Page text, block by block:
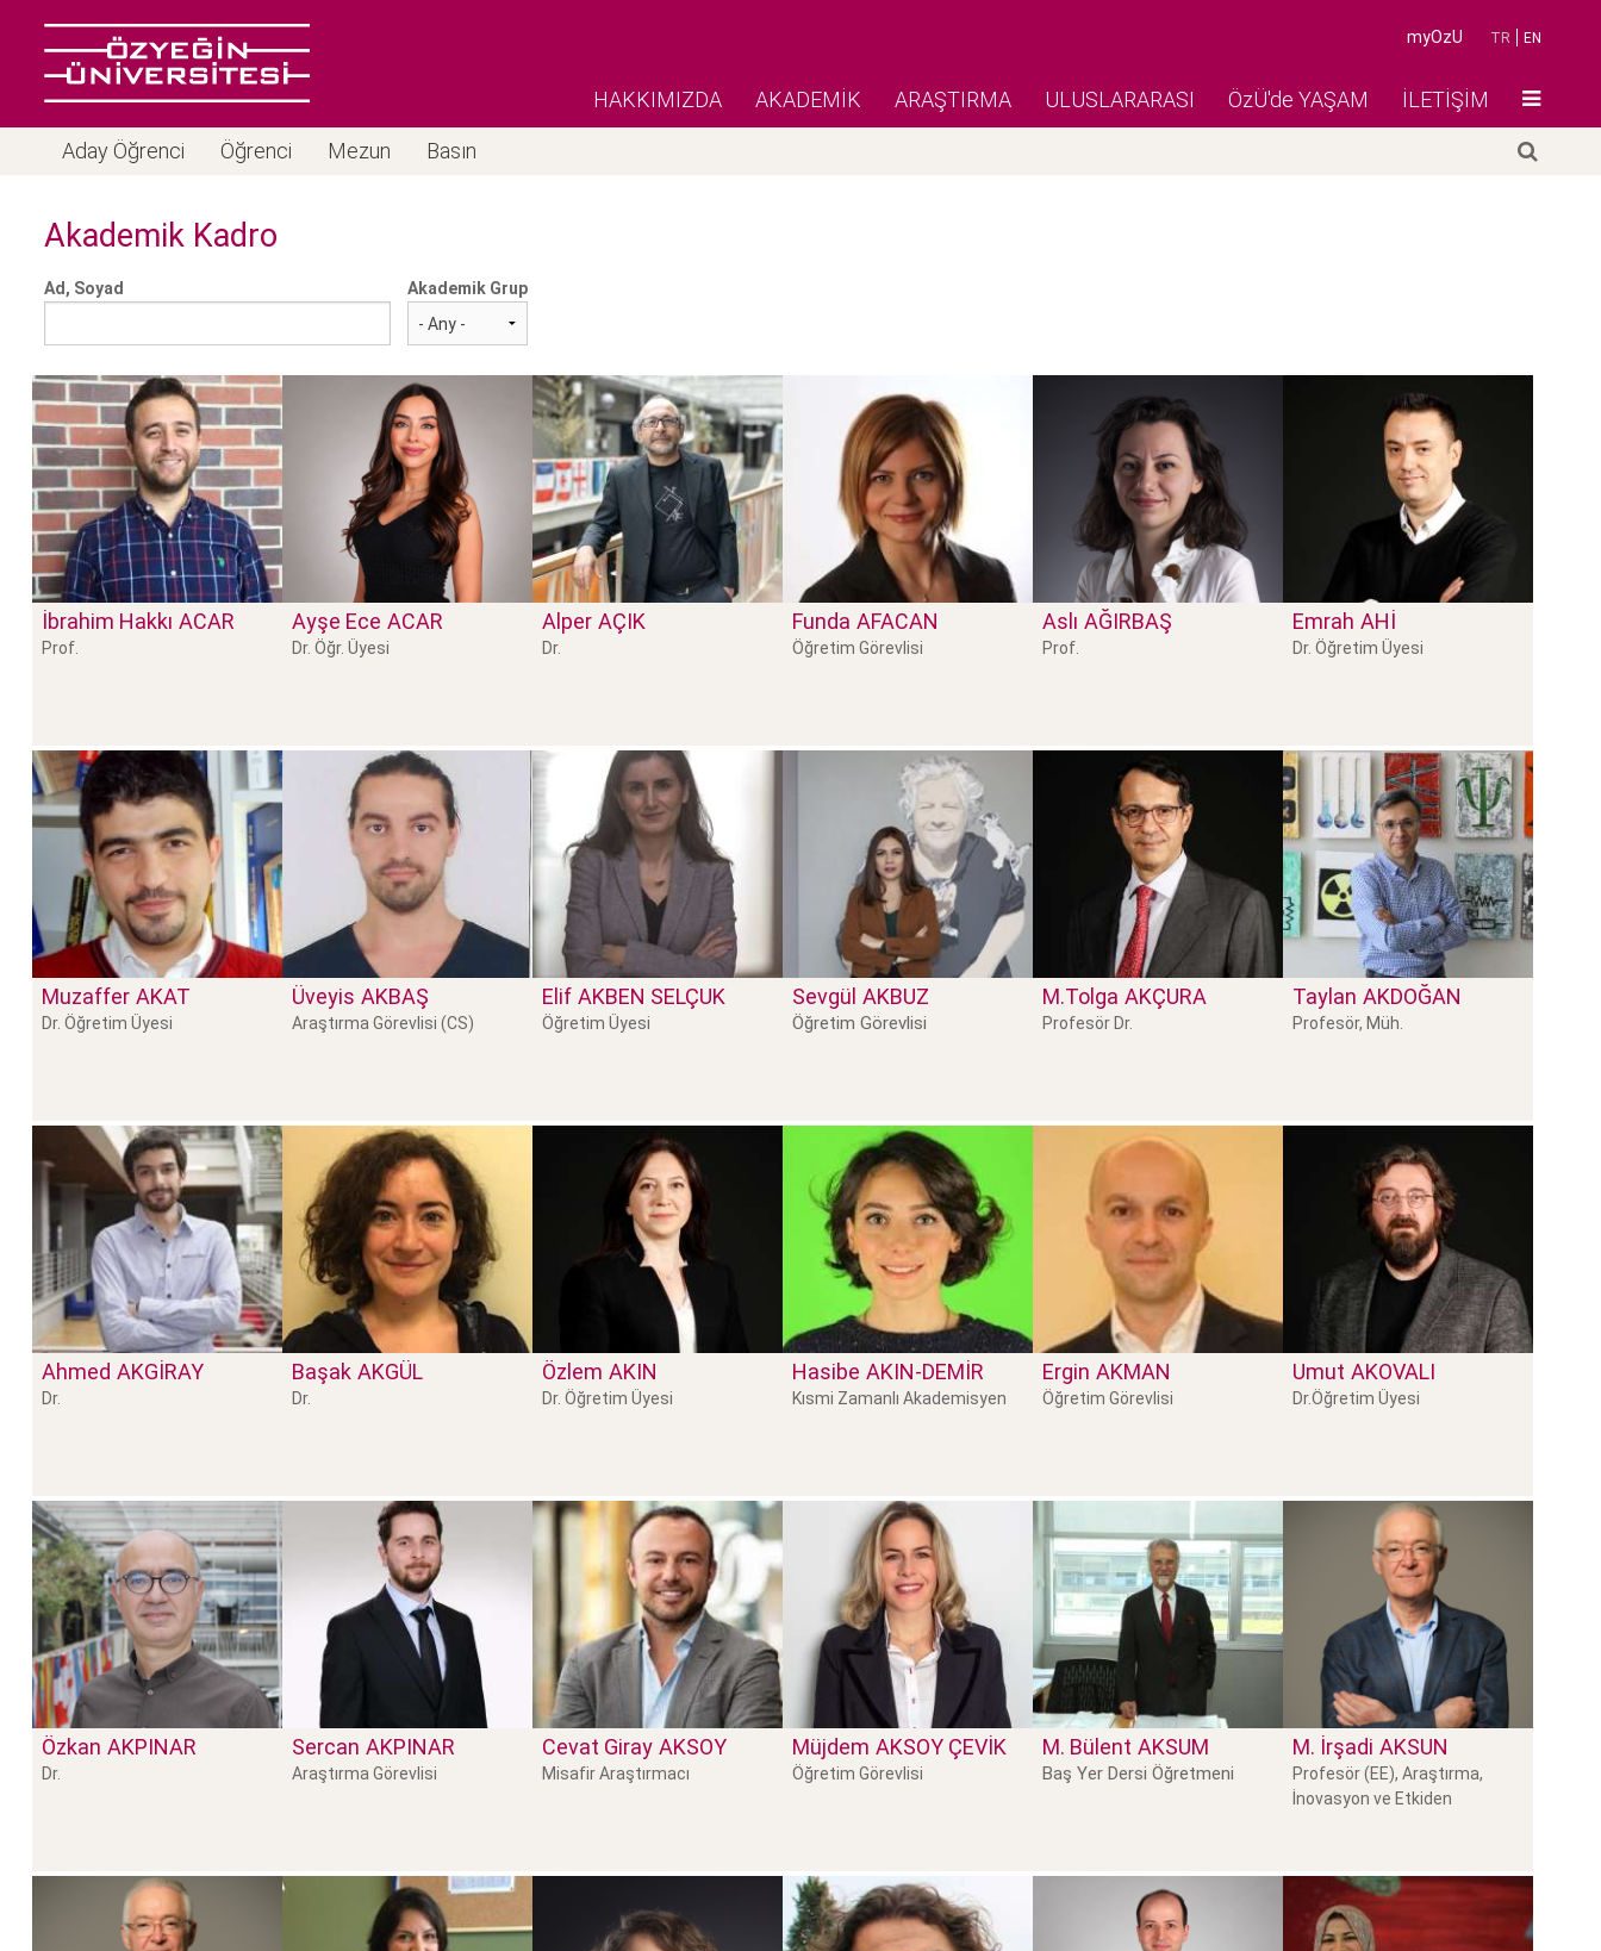
TR EN
myOzU
HAKKIMIZDA AKADEMİK ARAŞTIRMA ULUSLARARASI ÖzÜ'de YAŞAM İLETİŞİM
Aday Öğrenci Öğrenci Mezun Basın
Akademik Kadro
Ad, Soyad Akademik Grup
İbrahim Hakkı ACAR
Prof.
Ayşe Ece ACAR
Dr. Öğr. Üyesi
Alper AÇIK
Dr.
Funda AFACAN
Öğretim Görevlisi
Aslı AĞIRBAŞ
Prof.
Emrah AHI
Dr. Öğretim Üyesi
Muzaffer AKAT
Dr. Öğretim Üyesi
Üveyis AKBAŞ
Araştırma Görevlisi (CS)
Elif AKBEN SELÇUK
Öğretim Üyesi
Sevgül AKBUZ
Öğretim Görevlisi
M.Tolga AKÇURA
Profesör Dr.
Taylan AKDOĞAN
Profesör, Müh.
Ahmed AKGİRAY
Dr.
Başak AKGÜL
Dr.
Özlem AKIN
Dr. Öğretim Üyesi
Hasibe AKIN-DEMİR
Kısmi Zamanlı Akademisyen
Ergin AKMAN
Öğretim Görevlisi
Umut AKOVALI
Dr.Öğretim Üyesi
Özkan AKPINAR
Dr.
Sercan AKPINAR
Araştırma Görevlisi
Cevat Giray AKSOY
Misafir Araştırmacı
Müjdem AKSOY ÇEVIK
Öğretim Görevlisi
M. Bülent AKSUM
Baş Yer Dersi Öğretmeni
M. İrşadi AKSUN
Profesör (EE), Araştırma,
İnovasyon ve Etkiden